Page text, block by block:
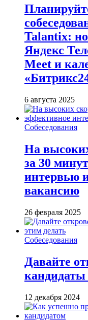
Talantix:
Яндекс
Meet и
6 августа 2025
Собеседования
На
за 30
интервью
вакансию
26 февраля 2025
Собеседования
Давайте
кандидаты
12 декабря 2024